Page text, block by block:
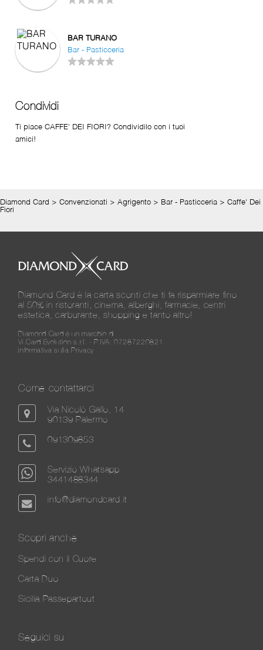
BAR TURANO
Bar - Pasticceria
Condividi
Ti piace CAFFE' DEI FIORI? Condividilo con i tuoi
amici!
Diamond Card > Convenzionati > Agrigento > Bar - Pasticceria > Caffe' Dei
Fiori
Diamond Card è la carta sconti che ti fa risparmiare fino
al 50% in ristoranti, cinema, alberghi, farmacie, centri
estetica, carburante, shopping e tanto altro!
Diamond Card è un marchio di
Vi.Card Evolution s.r.l. - P.IVA: 07287220821
Informativa sulla Privacy
Come contattarci
Via Nicolò Gallo, 14
90139 Palermo
091309853
Servizio Whatsapp
3441488344
info@diamondcard.it
Scopri anche
Spendi con il Cuore
Carta Duo
Sicilia Passepartout
Seguici su